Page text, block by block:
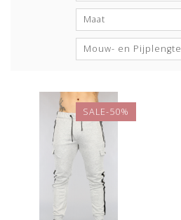
Maat
Mouw- en Pijplengte
SALE-50%